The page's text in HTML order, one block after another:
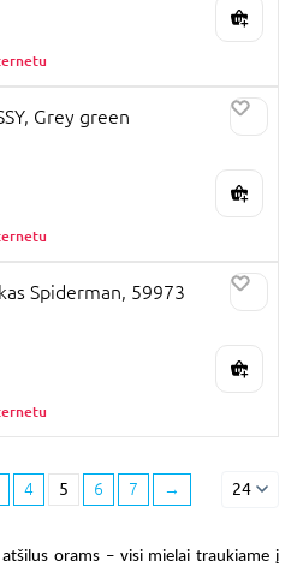
Grey green
Spiderman, 59973
4 5 6 7 → 24
orams – visi mielai traukiame į